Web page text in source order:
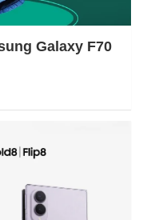
Galaxy F70